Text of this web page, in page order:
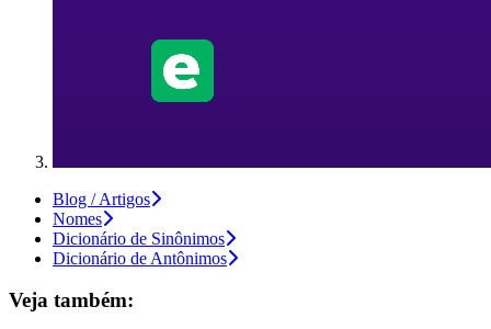
Blog / Artigos
Nomes
Dicionário de Sinônimos
Dicionário de Antônimos
Veja também: